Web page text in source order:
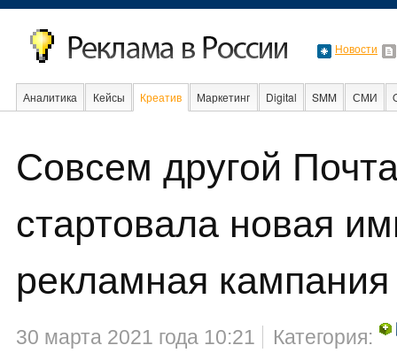
Новости
Аналитика Кейсы Креатив Маркетинг Digital SMM СМИ
Совсем другой
стартовала новая
рекламная
30 марта 2021 года 10:21
Категория: